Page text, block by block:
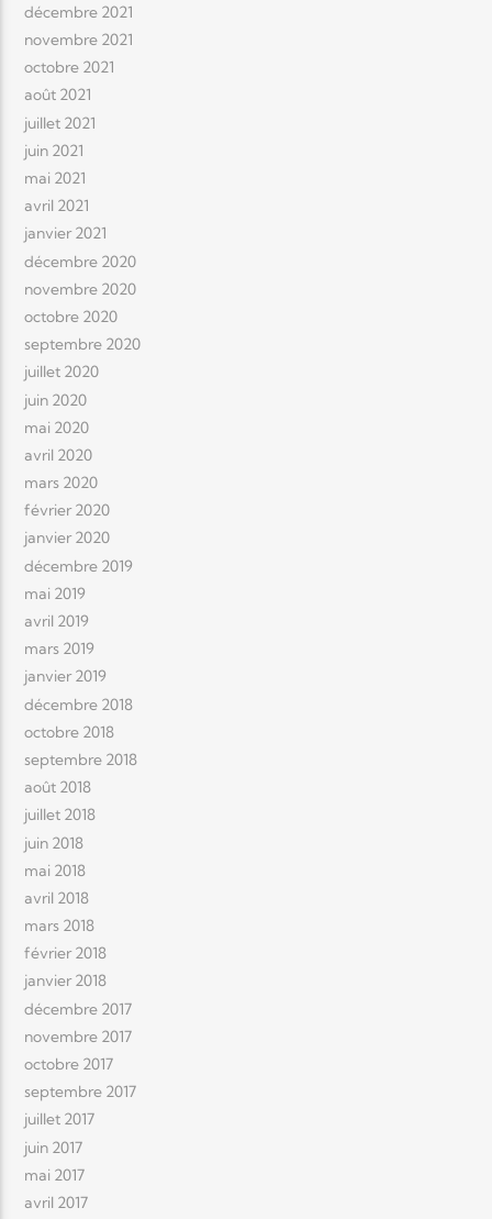
décembre 2021
novembre 2021
octobre 2021
août 2021
juillet 2021
juin 2021
mai 2021
avril 2021
janvier 2021
décembre 2020
novembre 2020
octobre 2020
septembre 2020
juillet 2020
juin 2020
mai 2020
avril 2020
mars 2020
février 2020
janvier 2020
décembre 2019
mai 2019
avril 2019
mars 2019
janvier 2019
décembre 2018
octobre 2018
septembre 2018
août 2018
juillet 2018
juin 2018
mai 2018
avril 2018
mars 2018
février 2018
janvier 2018
décembre 2017
novembre 2017
octobre 2017
septembre 2017
juillet 2017
juin 2017
mai 2017
avril 2017